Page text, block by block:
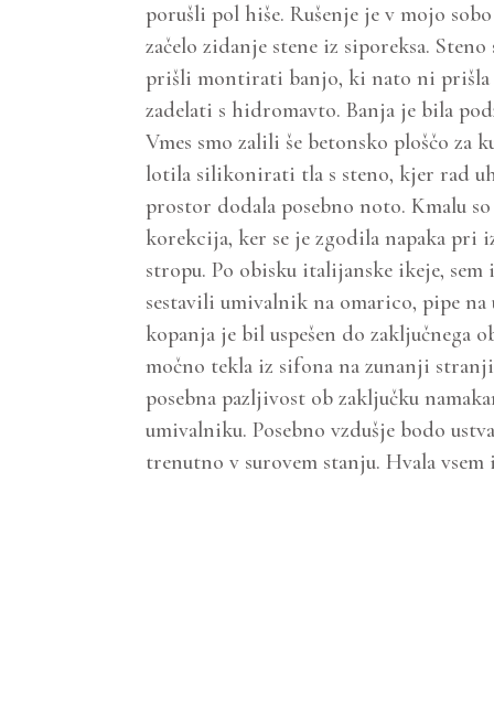
porušli pol hiše. Rušenje je v mojo
začelo zidanje stene iz siporeksa.
prišli montirati banjo, ki nato ni prišla
zadelati s hidromavto. Banja je bila
Vmes smo zalili še betonsko ploščo za
lotila silikonirati tla s steno, kjer rad
prostor dodala posebno noto. Kmalu
korekcija, ker se je zgodila napaka pri
stropu. Po obisku italijanske ikeje,
sestavili umivalnik na omarico, pipe
kopanja je bil uspešen do zaključnega
močno tekla iz sifona na zunanji
posebna pazljivost ob zaključku
umivalniku. Posebno vzdušje bodo
trenutno v surovem stanju. Hvala vsem